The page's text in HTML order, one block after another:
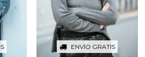
ENVÍO GRATIS